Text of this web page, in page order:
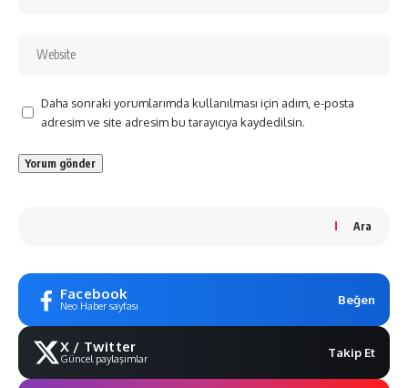
Daha sonraki yorumlarımda kullanılması için adım, e-posta
adresim ve site adresim bu tarayıcıya kaydedilsin.
Ara
Facebook
Neo Haber sayfası Beğen
X / Twitter
Güncel paylaşımlar Takip Et